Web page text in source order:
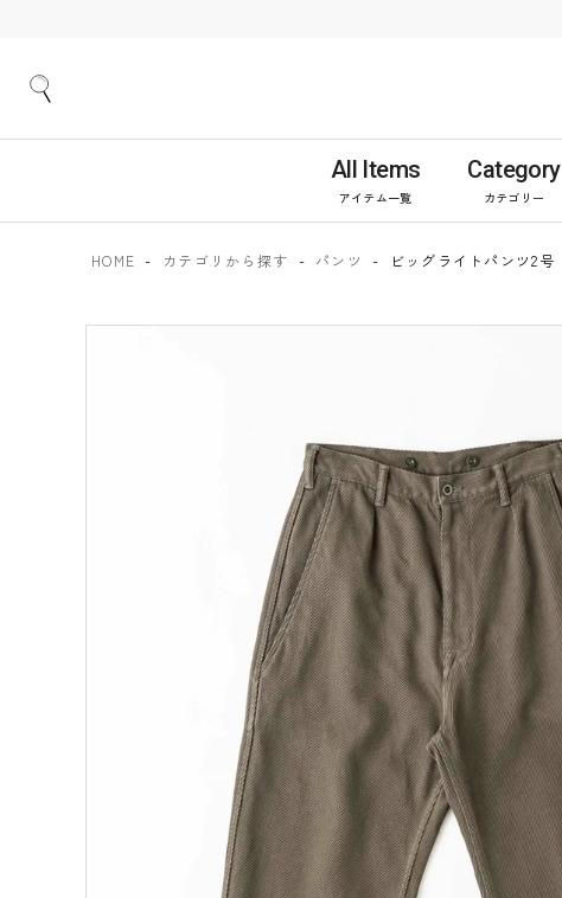
All Items
アイテム一覧
Category
カテゴリー
HOME カテゴリから探す パンツ ビッグライトパンツ2号